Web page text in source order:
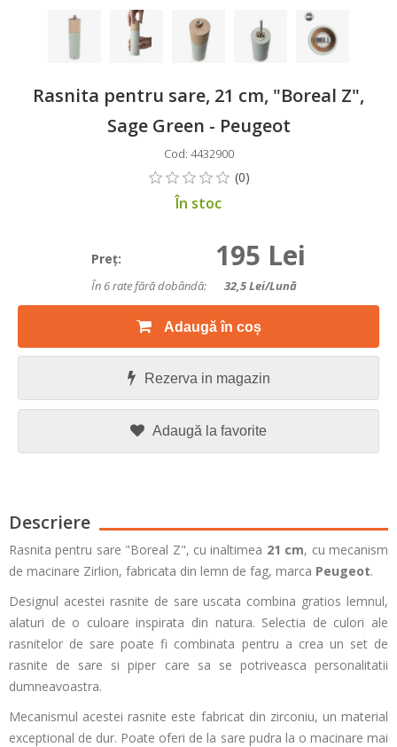
Rasnita pentru sare, 21 cm, "Boreal Z",
Sage Green - Peugeot
Cod: 4432900
În stoc
Preţ: 195 Lei
În 6 rate fără dobândă: 32,5Lei/lună
Adaugă în coș
Rezerva in magazin
Adaugă la favorite
Descriere
Rasnita pentru sare "Boreal Z", cu inaltimea 21 cm, cu mecanism
de macinare Zirlion, fabricata din lemn de fag, marca Peugeot.
Designul acestei rasnite de sare uscata combina gratios lemnul,
alaturi de o culoare inspirata din natura. Selectia de culori ale
rasnitelor de sare poate fi combinata pentru a crea un set de
rasnite de sare si piper care sa se potriveasca personalitatii
dumneavoastra.
Mecanismul acestei rasnite este fabricat din zirconiu, un material
exceptional de dur. Poate oferi de la sare pudra la o macinare mai